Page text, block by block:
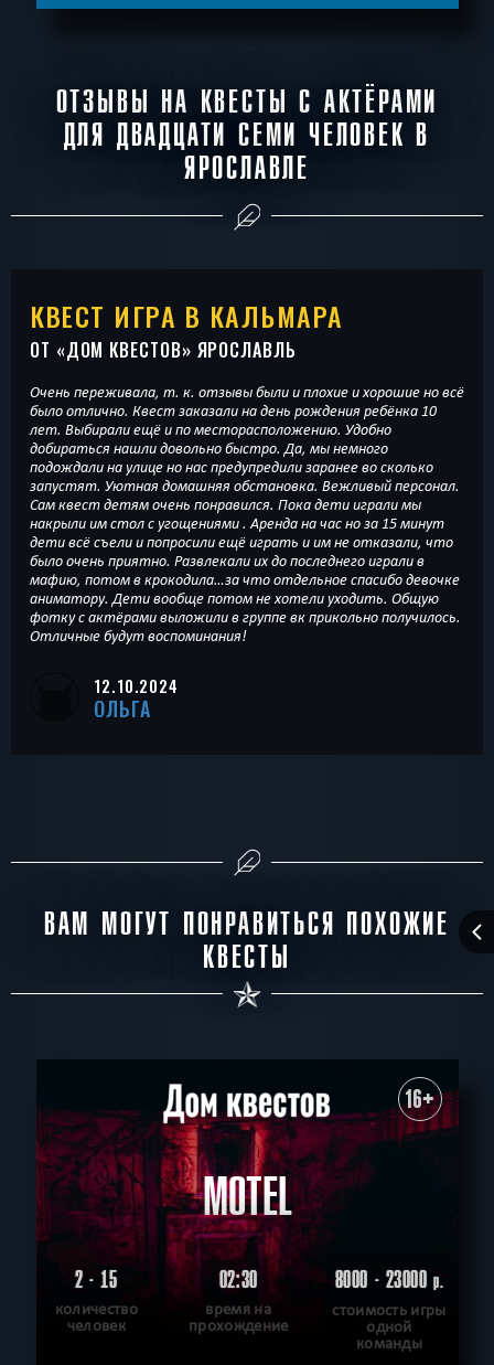
ОТЗЫВЫ НА КВЕСТЫ С АКТЁРАМИ
ДЛЯ ДВАДЦАТИ СЕМИ ЧЕЛОВЕК В
ЯРОСЛАВЛЕ
КВЕСТ ИГРА В КАЛЬМАРА
ОТ «ДОМ КВЕСТОВ» ЯРОСЛАВЛЬ
Очень переживала, т. к. отзывы были и плохие и хорошие но всё
было отлично. Квест заказали на день рождения ребёнка 10
лет. Выбирали ещё и по месторасположению. Удобно
добираться нашли довольно быстро. Да, мы немного
подождали на улице но нас предупредили заранее во сколько
запустят. Уютная домашняя обстановка. Вежливый персонал.
Сам квест детям очень понравился. Пока дети играли мы
накрыли им стол с угощениями . Аренда на час но за 15 минут
дети всё съели и попросили ещё играть и им не отказали, что
было очень приятно. Развлекали их до последнего играли в
мафию, потом в крокодила…за что отдельное спасибо девочке
аниматору. Дети вообще потом не хотели уходить. Общую
фотку с актёрами выложили в группе вк прикольно получилось.
Отличные будут воспоминания!
12.10.2024
ОЛЬГА
ВАМ МОГУТ ПОНРАВИТЬСЯ ПОХОЖИЕ
КВЕСТЫ
16+
MOTEL
2 - 15
количество
человек
02:30
время на
прохождение
8000 - 23000р.
стоимость игры
одной
команды